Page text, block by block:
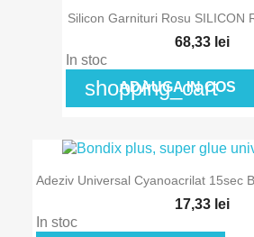
Silicon Garnituri Rosu SILICON
68,33 lei
In stoc
shopping_cart
ADAUGA IN COS
Adeziv Universal Cyanoacrilat 15sec
17,33 lei
In stoc